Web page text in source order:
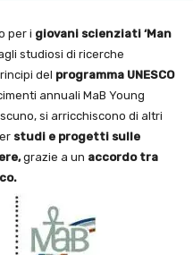
per i giovani scienziati ‘Man
studiosi di ricerche
del programma UNESCO
annuali MaB Young
si arricchiscono di altri
studi e progetti sulle
grazie a un accordo tra